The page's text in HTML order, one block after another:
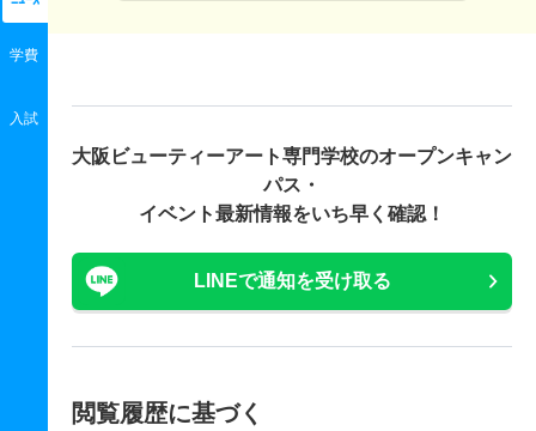
学費
入試
大阪ビューティーアート専門学校のオープンキャン
パス・
イベント最新情報をいち早く確認！
LINEで通知を受け取る
閲覧履歴に基づく